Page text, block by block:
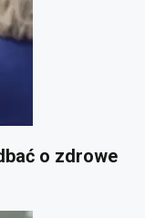
o zdrowe